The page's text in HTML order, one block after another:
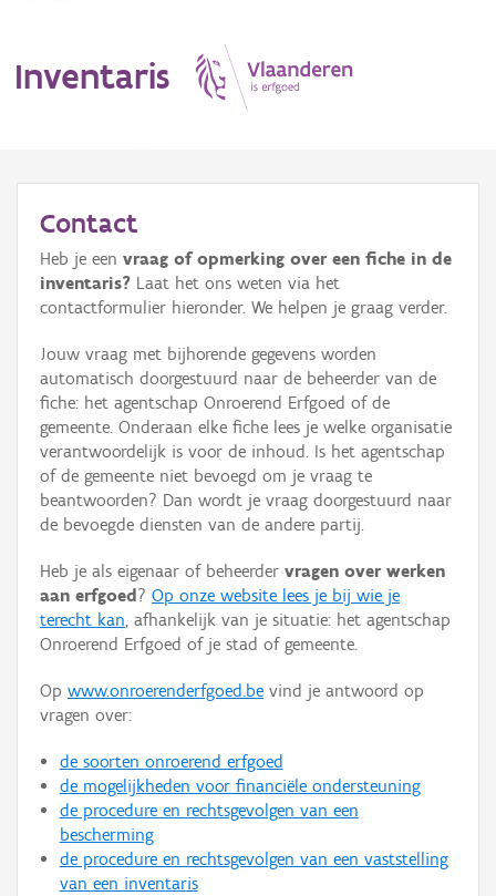
Inventaris
Erfgoedobject
Aanduidingsobject
Waarneming
Thema
Gebeurtenis
Persoon of collectief
Hergebruik
Aanmelden
Contact
Heb je een vraag of opmerking over een fiche in de
inventaris? Laat het ons weten via het
contactformulier hieronder. We helpen je graag verder.
Jouw vraag met bijhorende gegevens worden
automatisch doorgestuurd naar de beheerder van de
fiche: het agentschap Onroerend Erfgoed of de
gemeente. Onderaan elke fiche lees je welke organisatie
verantwoordelijk is voor de inhoud. Is het agentschap
of de gemeente niet bevoegd om je vraag te
beantwoorden? Dan wordt je vraag doorgestuurd naar
de bevoegde diensten van de andere partij.
Heb je als eigenaar of beheerder vragen over werken
aan erfgoed ? Op onze website lees je bij wie je
terecht kan, afhankelijk van je situatie: het agentschap
Onroerend Erfgoed of je stad of gemeente.
Op www.onroerenderfgoed.be vind je antwoord op
vragen over:
de soorten onroerend erfgoed
de mogelijkheden voor financiële ondersteuning
de procedure en rechtsgevolgen van een
bescherming
de procedure en rechtsgevolgen van een vaststelling
van een inventaris